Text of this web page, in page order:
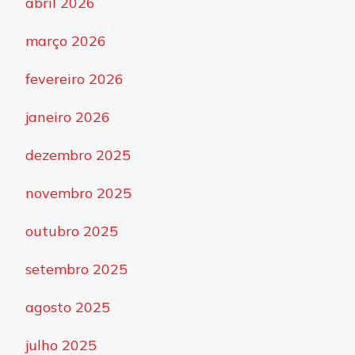
março 2026
fevereiro 2026
janeiro 2026
dezembro 2025
novembro 2025
outubro 2025
setembro 2025
agosto 2025
julho 2025